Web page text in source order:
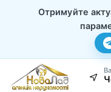
Отримуйте